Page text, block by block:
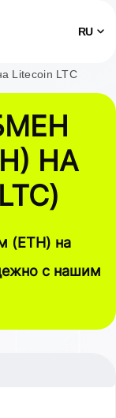
RU
Litecoin LTC
НА
(ETH) на
с нашим